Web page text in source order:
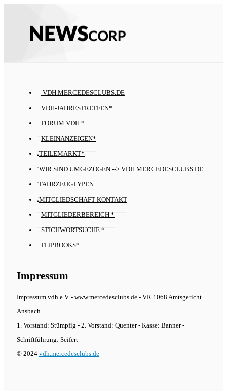
VDH.MERCEDESCLUBS.DE
VDH-JAHRESTREFFEN*
FORUM VDH *
KLEINANZEIGEN*
TEILEMARKT*
WIR SIND UMGEZOGEN --> VDH.MERCEDESCLUBS.DE
FAHRZEUGTYPEN
MITGLIEDSCHAFT KONTAKT
MITGLIEDERBEREICH *
STICHWORTSUCHE *
FLIPBOOKS*
Impressum
Impressum vdh e.V. - www.mercedesclubs.de - VR 1068 Amtsgericht
Ansbach
1. Vorstand: Stümpfig - 2. Vorstand: Quenter - Kasse: Banner -
Schriftführung: Seifert
© 2024 vdh.mercedesclubs.de